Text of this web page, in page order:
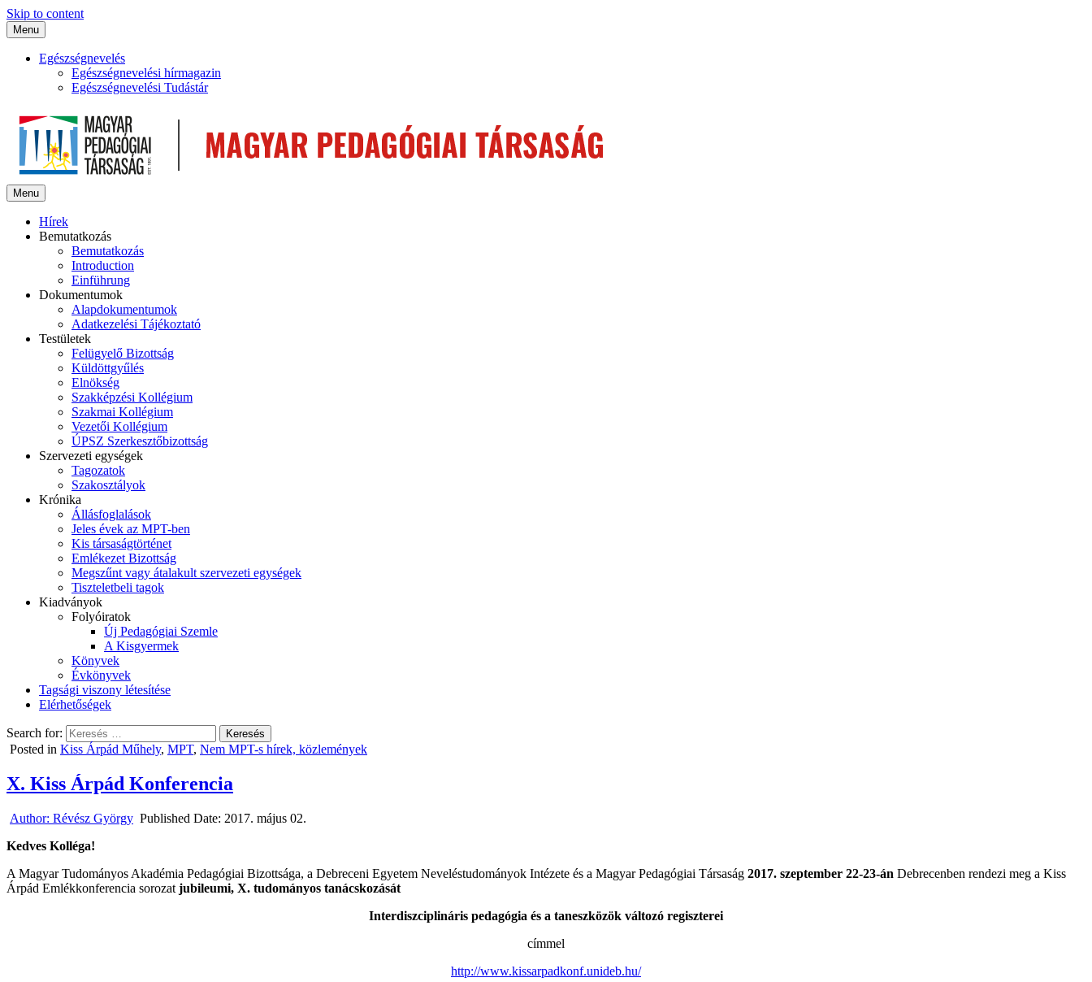
Skip to content
Menu
Egészségnevelés
Egészségnevelési hírmagazin
Egészségnevelési Tudástár
Menu
Hírek
Bemutatkozás
Bemutatkozás
Introduction
Einführung
Dokumentumok
Alapdokumentumok
Adatkezelési Tájékoztató
Testületek
Felügyelő Bizottság
Küldöttgyűlés
Elnökség
Szakképzési Kollégium
Szakmai Kollégium
Vezetői Kollégium
ÚPSZ Szerkesztőbizottság
Szervezeti egységek
Tagozatok
Szakosztályok
Krónika
Állásfoglalások
Jeles évek az MPT-ben
Kis társaságtörténet
Emlékezet Bizottság
Megszűnt vagy átalakult szervezeti egységek
Tiszteletbeli tagok
Kiadványok
Folyóiratok
Új Pedagógiai Szemle
A Kisgyermek
Könyvek
Évkönyvek
Tagsági viszony létesítése
Elérhetőségek
Search for:
Posted in Kiss Árpád Műhely, MPT, Nem MPT-s hírek, közlemények
X. Kiss Árpád Konferencia
Author: Révész György Published Date: 2017. május 02.
Kedves Kolléga!
A Magyar Tudományos Akadémia Pedagógiai Bizottsága, a Debreceni Egyetem Neveléstudományok Intézete és a Magyar Pedagógiai Társaság 2017. szeptember 22-23-án Debrecenben rendezi meg a Kiss
Árpád Emlékkonferencia sorozat jubileumi, X. tudományos tanácskozását
Interdiszciplináris pedagógia és a taneszközök változó regiszterei
címmel
http://www.kissarpadkonf.unideb.hu/